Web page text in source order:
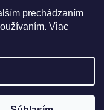
prechádzaním
Viac
07. 2026 do 07.08.